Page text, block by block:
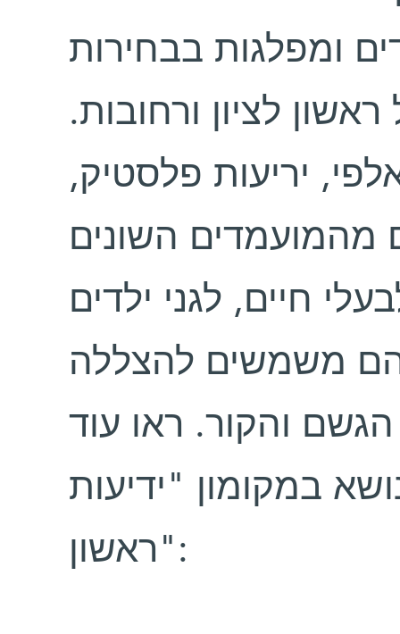
ומפלגות בבחירות
לציון ורחובות.
יריעות פלסטיק,
מהמועמדים השונים
חיים, לגני ילדים
הם משמשים להצללה
הגשם והקור. ראו עוד
במקומון "ידיעות
ראשון":